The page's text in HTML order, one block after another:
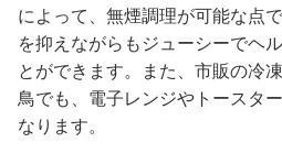
によって、無煙調理が可能な点
を抑えながらもジューシーでヘ
とができます。また、市販の冷
鳥でも、電子レンジやトースタ
なります。